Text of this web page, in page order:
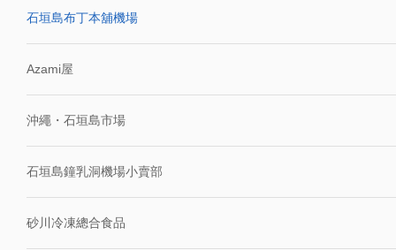
石垣島布丁本舖機場
Azami屋
沖繩・石垣島市場
石垣島鐘乳洞機場小賣部
砂川冷凍總合食品